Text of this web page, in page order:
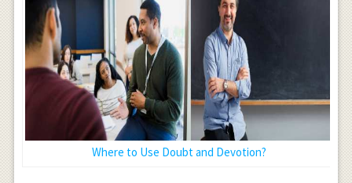
Where to Use Doubt and Devotion?